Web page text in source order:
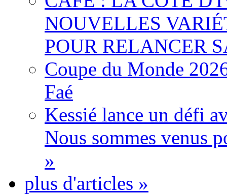
NOUVELLES
POUR RELANCER
Coupe du Monde
Faé
Kessié lance un défi
Nous sommes venus
»
plus d'articles »